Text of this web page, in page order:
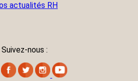
actualités RH
Suivez-nous :